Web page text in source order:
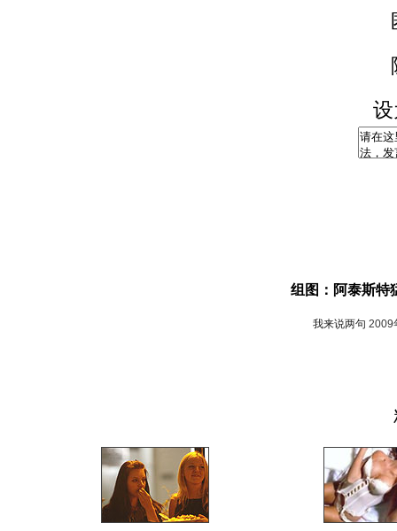
组图：阿泰斯特
我来说两句 2009